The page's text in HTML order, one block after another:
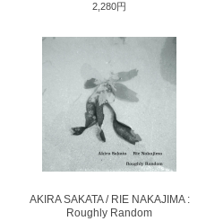
2,280円
AKIRA SAKATA / RIE NAKAJIMA :
Roughly Random